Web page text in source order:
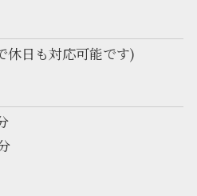
休日も対応可能です)